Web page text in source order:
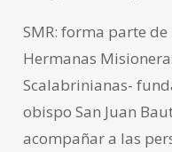
SMR: forma parte
Hermanas
Scalabrinianas-
obispo San Juan
acompañar a las